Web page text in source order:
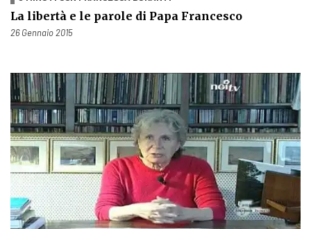
La libertà e le parole di Papa Francesco
Pubblicato il
26 Gennaio 2015